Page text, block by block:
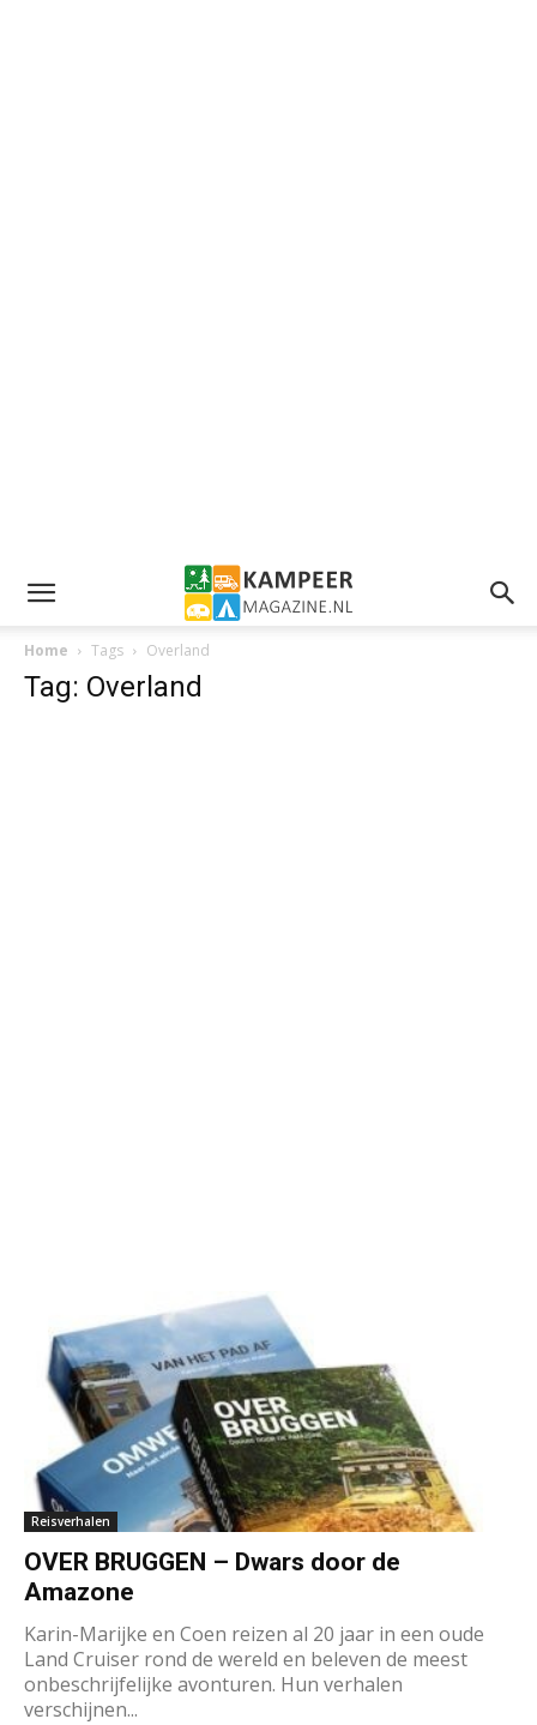
Home Tags Overland
Tag: Overland
Reisverhalen
OVER BRUGGEN – Dwars door de
Amazone
Karin-Marijke en Coen reizen al 20 jaar in een oude
Land Cruiser rond de wereld en beleven de meest
onbeschrijfelijke avonturen. Hun verhalen
verschijnen...